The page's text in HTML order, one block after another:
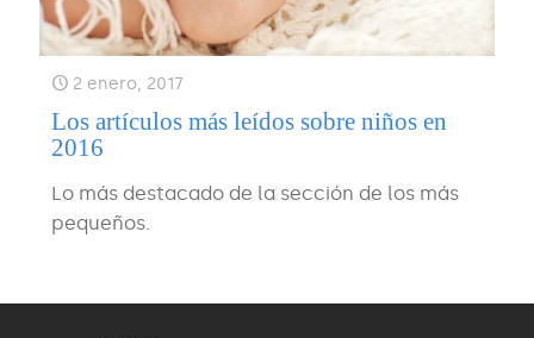
2 enero, 2017
Los artículos más leídos sobre niños en
2016
Lo más destacado de la sección de los más
pequeños.